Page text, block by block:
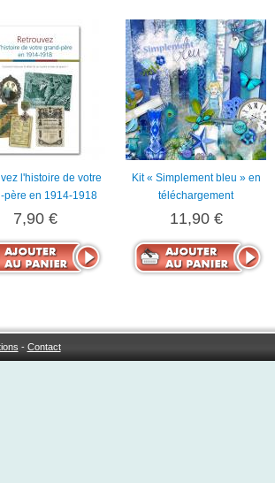
l'histoire de votre
père en 1914-1918
7,90 €
Kit « Simplement bleu » en
téléchargement
11,90 €
- Contact